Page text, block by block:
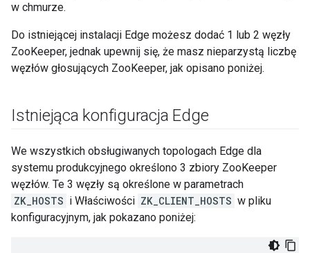
w chmurze.
Do istniejącej instalacji Edge możesz dodać 1 lub 2 węzły
ZooKeeper, jednak upewnij się, że masz nieparzystą liczbę
węzłów głosujących ZooKeeper, jak opisano poniżej.
Istniejąca konfiguracja Edge
We wszystkich obsługiwanych topologach Edge dla
systemu produkcyjnego określono 3 zbiory ZooKeeper
węzłów. Te 3 węzły są określone w parametrach
ZK_HOSTS i Właściwości ZK_CLIENT_HOSTS w pliku
konfiguracyjnym, jak pokazano poniżej: